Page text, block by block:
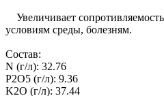
Увеличивает
условиям среды, болезням.
Состав:
N (г/л): 32.76
P2O5 (г/л): 9.36
K2O (г/л): 37.44